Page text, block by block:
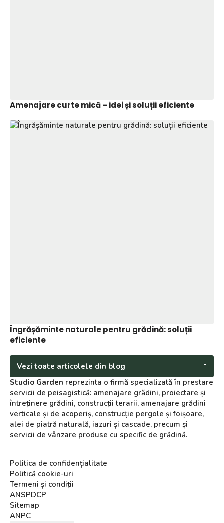
Amenajare curte mică – idei și soluții eficiente
Îngrășăminte naturale pentru grădină: soluții
eficiente
Vezi toate articolele din blog
Studio Garden reprezinta o firmă specializată în prestare
servicii de peisagistică: amenajare grădini, proiectare și
întreținere grădini, construcții terarii, amenajare grădini
verticale și de acoperiș, construcție pergole și foișoare,
alei de piatră naturală, iazuri și cascade, precum și
servicii de vânzare produse cu specific de grădină.
Politica de confidențialitate
Politică cookie-uri
Termeni și condiții
ANSPDCP
Sitemap
ANPC